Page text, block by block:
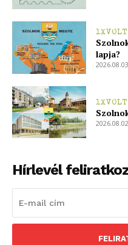
1XVOLT
lapja?
2026.08.03.
1XVOLT
Hírlevél